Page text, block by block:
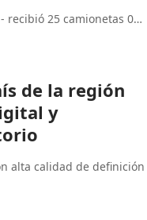
recibió 25 camionetas 0…
de la región
y
alta calidad de definición